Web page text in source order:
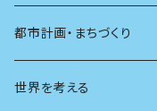
都市計画・まちづくり
都市
世界を考える